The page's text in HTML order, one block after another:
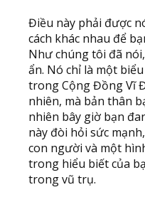
Điều này phải được
cách khác nhau để
Như chúng tôi đã
ẩn. Nó chỉ là một
trong Cộng Đồng Vĩ
nhiên, mà bản thân
nhiên bây giờ bạn
này đòi hỏi sức
con người và một
trong hiểu biết của
trong vũ trụ.